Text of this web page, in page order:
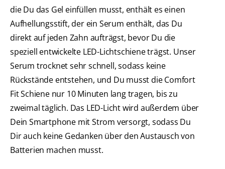
die Du das Gel einfüllen musst, enthält es einen
Aufhellungsstift, der ein Serum enthält, das Du
direkt auf jeden Zahn aufträgst, bevor Du die
speziell entwickelte LED-Lichtschiene trägst. Unser
Serum trocknet sehr schnell, sodass keine
Rückstände entstehen, und Du musst die Comfort
Fit Schiene nur 10 Minuten lang tragen, bis zu
zweimal täglich. Das LED-Licht wird außerdem über
Dein Smartphone mit Strom versorgt, sodass Du
Dir auch keine Gedanken über den Austausch von
Batterien machen musst.